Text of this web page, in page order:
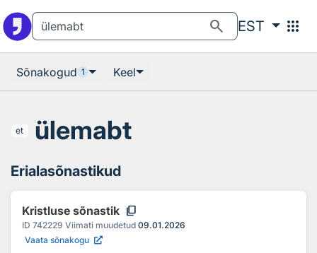
search EST apps
Sõnakogud 1 Keel
et ülemabt
Erialasõnastikud
Kristluse sõnastik content_copy
ID 742229 Viimati muudetud 09.01.2026
Vaata sõnakogu